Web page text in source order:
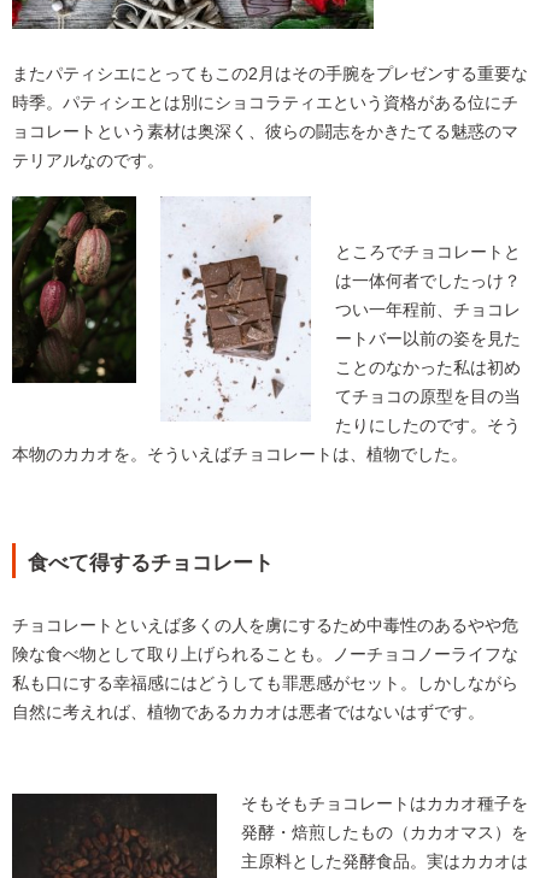
またパティシエにとってもこの2月はその手腕をプレゼンする重要な
時季。パティシエとは別にショコラティエという資格がある位にチ
ョコレートという素材は奥深く、彼らの闘志をかきたてる魅惑のマ
テリアルなのです。
ところでチョコレートと
は一体何者でしたっけ？
つい一年程前、チョコレ
ートバー以前の姿を見た
ことのなかった私は初め
てチョコの原型を目の当
たりにしたのです。そう
本物のカカオを。そういえばチョコレートは、植物でした。
食べて得するチョコレート
チョコレートといえば多くの人を虜にするため中毒性のあるやや危
険な食べ物として取り上げられることも。ノーチョコノーライフな
私も口にする幸福感にはどうしても罪悪感がセット。しかしながら
自然に考えれば、植物であるカカオは悪者ではないはずです。
そもそもチョコレートはカカオ種子を
発酵・焙煎したもの（カカオマス）を
主原料とした発酵食品。実はカカオは